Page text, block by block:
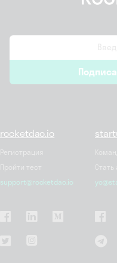
rocketdao.io
Регистрация
Пройти тест
support@rocketdao.io